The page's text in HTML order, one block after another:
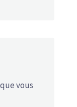
vous